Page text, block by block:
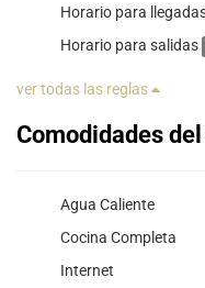
Horario para
Horario para salidas
ver todas las reglas
Comodidades
Agua Caliente
Cocina Completa
Internet